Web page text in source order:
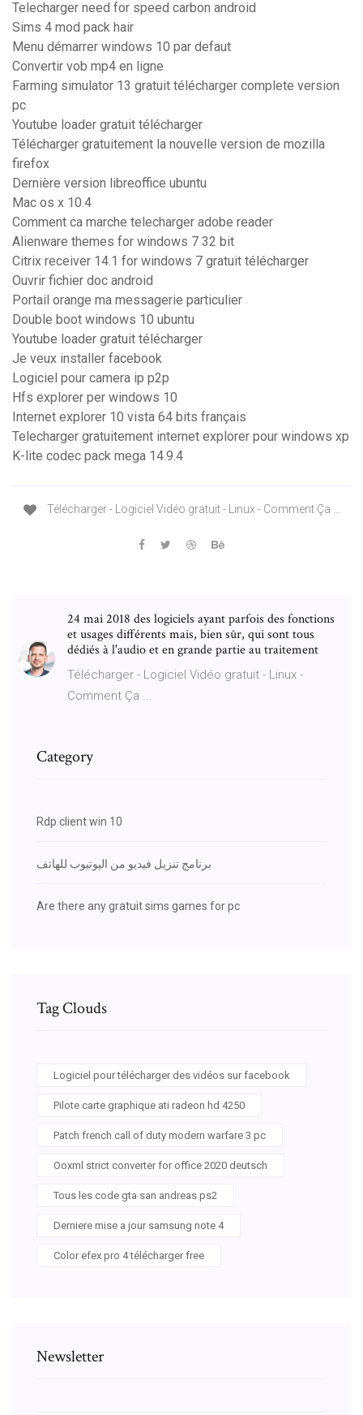
Telecharger need for speed carbon android
Sims 4 mod pack hair
Menu démarrer windows 10 par defaut
Convertir vob mp4 en ligne
Farming simulator 13 gratuit télécharger complete version
pc
Youtube loader gratuit télécharger
Télécharger gratuitement la nouvelle version de mozilla
firefox
Dernière version libreoffice ubuntu
Mac os x 10.4
Comment ca marche telecharger adobe reader
Alienware themes for windows 7 32 bit
Citrix receiver 14.1 for windows 7 gratuit télécharger
Ouvrir fichier doc android
Portail orange ma messagerie particulier
Double boot windows 10 ubuntu
Youtube loader gratuit télécharger
Je veux installer facebook
Logiciel pour camera ip p2p
Hfs explorer per windows 10
Internet explorer 10 vista 64 bits français
Telecharger gratuitement internet explorer pour windows xp
K-lite codec pack mega 14.9.4
Télécharger - Logiciel Vidéo gratuit - Linux - Comment Ça ...
24 mai 2018 des logiciels ayant parfois des fonctions
et usages différents mais, bien sûr, qui sont tous
dédiés à l'audio et en grande partie au traitement
Télécharger - Logiciel Vidéo gratuit - Linux -
Comment Ça ...
Category
Rdp client win 10
برنامج تنزيل فيديو من اليوتيوب للهاتف
Are there any gratuit sims games for pc
Tag Clouds
Logiciel pour télécharger des vidéos sur facebook
Pilote carte graphique ati radeon hd 4250
Patch french call of duty modern warfare 3 pc
Ooxml strict converter for office 2020 deutsch
Tous les code gta san andreas ps2
Derniere mise a jour samsung note 4
Color efex pro 4 télécharger free
Newsletter